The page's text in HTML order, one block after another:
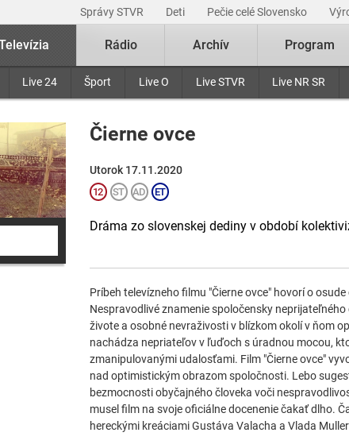
Správy STVR Deti Pečie celé Slovensko
Live 24 Šport Live O Live STVR Live NR SR
Rádio Archív Program
Čierne ovce
Utorok 17.11.2020
Dráma zo slovenskej dediny v období
Príbeh televízneho filmu "Čierne ovce" hovorí o
Nespravodlivé znamenie spoločensky
živote a osobné nevraživosti v blízkom okolí v ňom
nachádza nepriateľov v ľuďoch s úradnou mocou,
zmanipulovanými udalosťami. Film "Čierne ovce"
nad optimistickým obrazom spoločnosti. Lebo
bezmocnosti obyčajného človeka voči
musel film na svoje oficiálne docenenie čakať dlho.
hereckými kreáciami Gustáva Valacha a Vlada